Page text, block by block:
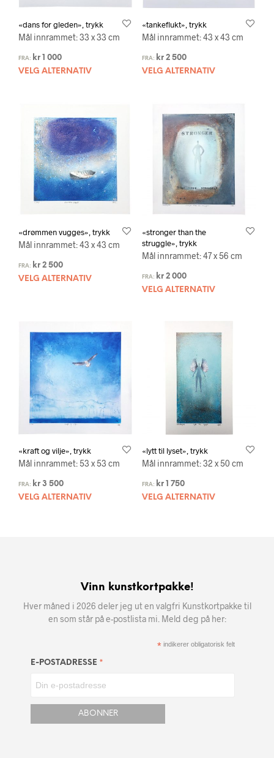
«dans for gleden», trykk
Mål innrammet: 33 x 33 cm
FRA: kr 1 000
VELG ALTERNATIV
«tankeflukt», trykk
Mål innrammet: 43 x 43 cm
FRA: kr2 500
VELG ALTERNATIV
«drømmen vugges», trykk
Mål innrammet: 43 x 43 cm
FRA: kr 2 500
VELG ALTERNATIV
«stronger than the
struggle», trykk
Mål innrammet: 47 x 56 cm
FRA: kr2 000
VELG ALTERNATIV
«kraft og vilje», trykk
Mål innrammet: 53 x 53 cm
FRA: kr 3 500
VELG ALTERNATIV
«lytt til lyset», trykk
Mål innrammet: 32 x 50 cm
FRA: kr1 750
VELG ALTERNATIV
Vinn kunstkortpakke!
Hver måned i 2026 deler jeg ut en valgfri Kunstkortpakke til
en som står på e-postlista mi. Meld deg på her:
* indikerer obligatorisk felt
E-POSTADRESSE *